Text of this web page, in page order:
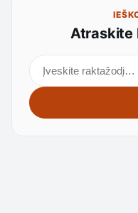
Atraskite